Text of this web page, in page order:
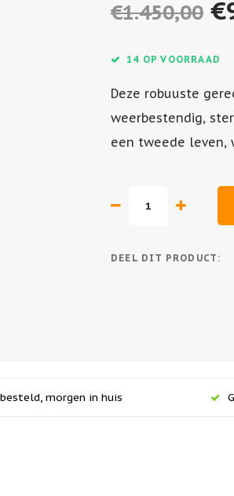
€1.450,00
14 OP VOORRAAD
Deze robuuste
weerbestendig,
een tweede leven,
DEEL DIT PRODUCT:
morgen in huis